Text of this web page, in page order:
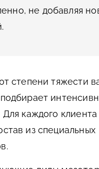
не добавляя
степени тяжести
каждого клиента
из специальных